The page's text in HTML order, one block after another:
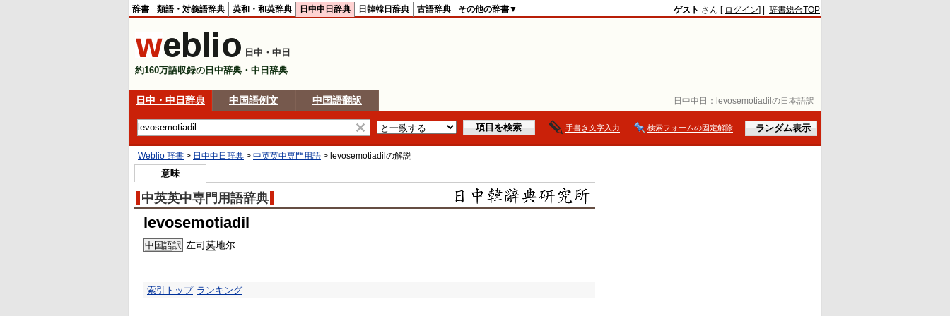
日中中日： levosemotiadilの日本語訳
辞書 類語・対義語辞典 英和・和英辞典 日中中日辞典 日韓韓日辞典 古語辞典 その他の辞書▼ ゲスト さん [ ログイン] | 辞書総合TOP
日中・中日
約160万語収録の日中辞典・中日辞典
日中・中日辞典 中国語例文 中国語翻訳
手書き文字入力 検索フォームの固定解除
Weblio 辞書 > 日中中日辞典 > 中英英中専門用語 > levosemotiadil の解説
意味
中英英中専門用語辞典
levosemotiadil
中国語訳 左司莫地尔
索引トップ ランキング